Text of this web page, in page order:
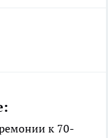
к 70-